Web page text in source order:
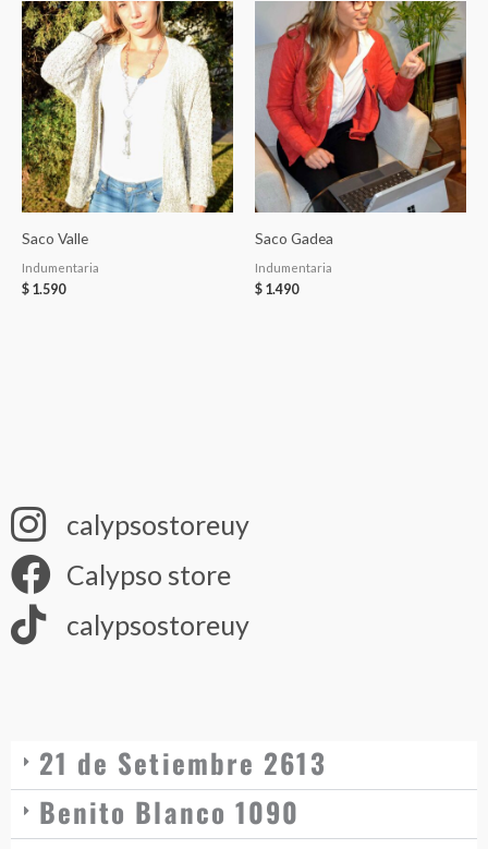
Saco Valle
Indumentaria
$ 1.590
Saco Gadea
Indumentaria
$ 1.490
calypsostoreuy
Calypso store
calypsostoreuy
21 de Setiembre 2613
Benito Blanco 1090